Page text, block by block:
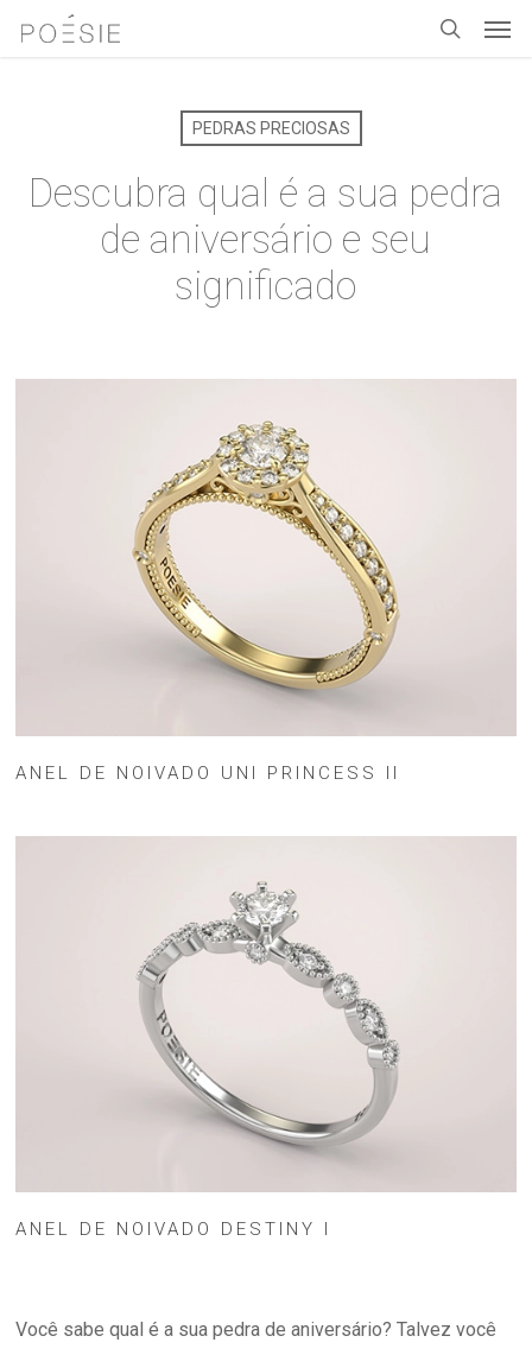
PEDRAS PRECIOSAS
Descubra qual é a sua pedra
de aniversário e seu
significado
ANEL DE NOIVADO UNI PRINCESS II
ANEL DE NOIVADO DESTINY I
Você sabe qual é a sua pedra de aniversário? Talvez você